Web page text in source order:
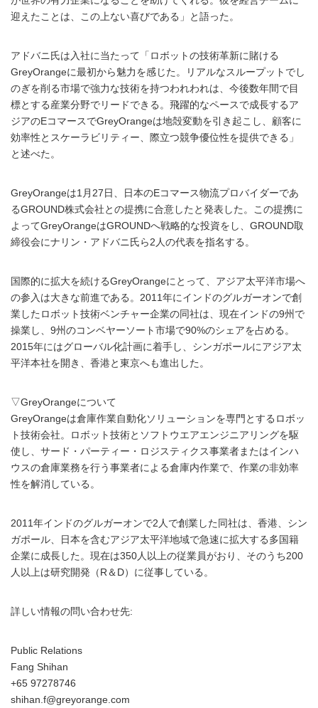
迎えたことは、この上ない喜びである」と語った。
アドバニ氏は入社に当たって「ロボットの技術革新に賭ける
GreyOrangeに最初から魅力を感じた。リアルなスループットでし
のぎを削る市場で強力な技術を持つわれわれは、今後数年間で目
標とする産業分野でリードできる。飛躍的なペースで成長するア
ジアのEコマースでGreyOrangeは地殻変動を引き起こし、顧客に
効率性とスケーラビリティー、際立つ競争優位性を提供できる」
と述べた。
GreyOrangeは1月27日、日本のEコマース物流プロバイダーであ
るGROUND株式会社との提携に合意したと発表した。この提携に
よってGreyOrangeはGROUNDへ戦略的な投資をし、GROUND取
締役会にナリン・アドバニ氏ら2人の代表を指名する。
国際的に拡大を続けるGreyOrangeにとって、アジア太平洋市場へ
の参入は大きな前進である。2011年にインドのグルガーオンで創
業したロボット技術ベンチャー企業の同社は、現在インドの9州で
操業し、9州のコンベヤーソート市場で90%のシェアを占める。
2015年にはグローバル化計画に着手し、シンガポールにアジア太
平洋本社を開き、香港と東京へも進出した。
▽GreyOrangeについて
GreyOrangeは倉庫作業自動化ソリューションを専門とするロボッ
ト技術会社。ロボット技術とソフトウエアエンジニアリングを駆
使し、サード・パーティー・ロジスティクス事業者またはインハ
ウスの倉庫業務を行う事業者による倉庫内作業で、作業の非効率
性を解消している。
2011年インドのグルガーオンで2人で創業した同社は、香港、シン
ガポール、日本を含むアジア太平洋地域で急速に拡大する多国籍
企業に成長した。現在は350人以上の従業員がおり、そのうち200
人以上は研究開発（R＆D）に従事している。
詳しい情報の問い合わせ先:
Public Relations
Fang Shihan
+65 97278746
shihan.f@greyorange.com